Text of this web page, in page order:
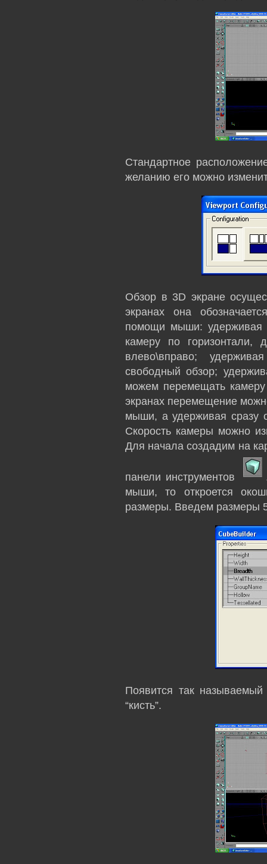
Стандартное
желанию его можно
Обзор в 3D экране
экранах она
помощи мыши: удерживая
камеру по горизонтали,
влево\вправо;
свободный обзор;
можем перемещать
экранах перемещение
мыши, а удерживая сразу
Скорость камеры можно
Для начала создадим на
панели инструментов
мыши, то откроется
размеры. Введем размеры
Появится так
“кисть”.